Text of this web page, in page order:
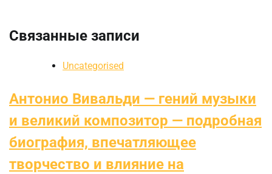
Связанные записи
Uncategorised
Антонио Вивальди — гений музыки
и великий композитор — подробная
биография, впечатляющее
творчество и влияние на